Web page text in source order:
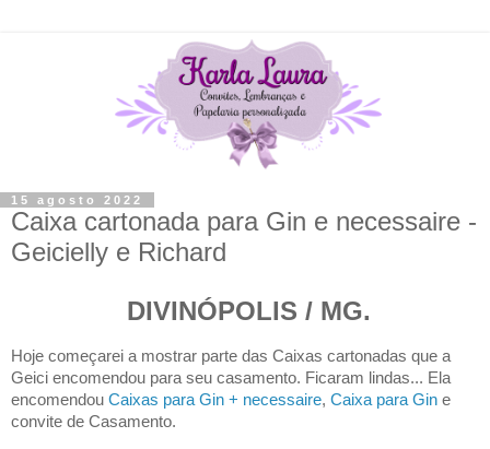
15 agosto 2022
Caixa cartonada para Gin e necessaire -
Geicielly e Richard
DIVINÓPOLIS / MG.
Hoje começarei a mostrar parte das Caixas cartonadas que a
Geici encomendou para seu casamento. Ficaram lindas... Ela
encomendou Caixas para Gin + necessaire, Caixa para Gin e
convite de Casamento.